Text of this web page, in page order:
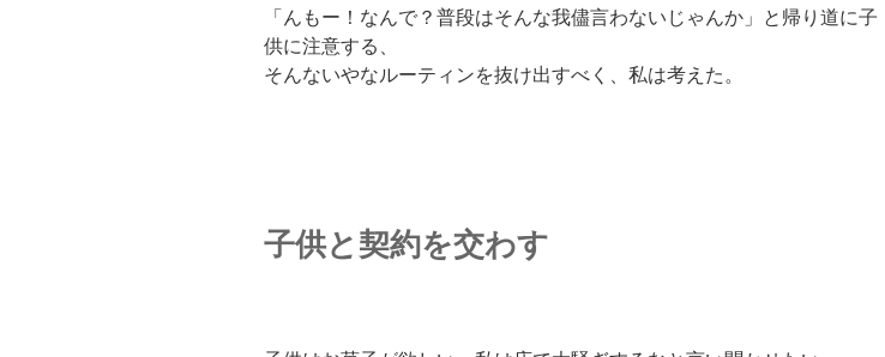
「んもー！なんで？普段はそんな我儘言わないじゃんか」と帰り道に子
供に注意する、
そんないやなルーティンを抜け出すべく、私は考えた。
子供と契約を交わす